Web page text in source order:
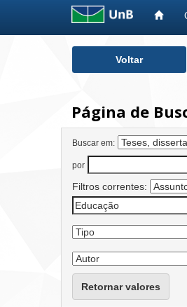
Voltar
Página de
Buscar em:
por
Filtros correntes:
Retornar valores